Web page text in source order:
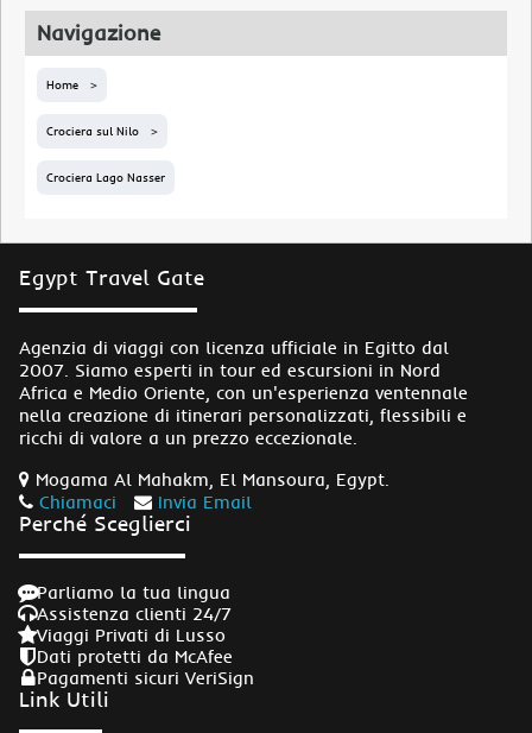
Navigazione
Home
Crociera sul Nilo
Crociera Lago Nasser
Egypt Travel Gate
Agenzia di viaggi con licenza ufficiale in Egitto dal
2007. Siamo esperti in tour ed escursioni in Nord
Africa e Medio Oriente, con un'esperienza ventennale
nella creazione di itinerari personalizzati, flessibili e
ricchi di valore a un prezzo eccezionale.
Mogama Al Mahakm, El Mansoura, Egypt.
Chiamaci
Invia Email
Perché Sceglierci
Parliamo la tua lingua
Assistenza clienti 24/7
Viaggi Privati di Lusso
Dati protetti da McAfee
Pagamenti sicuri VeriSign
Link Utili